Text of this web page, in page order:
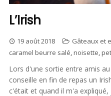
L’Irish
19 août 2018 Gâteaux et
caramel beurre salé,noisette,
Lors d'une sortie entre amis
conseille en fin de repas un
c'était et quand il m'a